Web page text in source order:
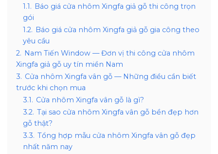
1.1. Báo giá cửa nhôm Xingfa giả gỗ thi công trọn
gói
1.2. Báo giá cửa nhôm Xingfa giả gỗ gia công theo
yêu cầu
2. Nam Tiến Window — Đơn vị thi công cửa nhôm
Xingfa giả gỗ uy tín miền Nam
3. Cửa nhôm Xingfa vân gỗ — Những điều cần biết
trước khi chọn mua
3.1. Cửa nhôm Xingfa vân gỗ là gì?
3.2. Tại sao cửa nhôm Xingfa vân gỗ bền đẹp hơn
gỗ thật?
3.3. Tổng hợp mẫu cửa nhôm Xingfa vân gỗ đẹp
nhất năm nay